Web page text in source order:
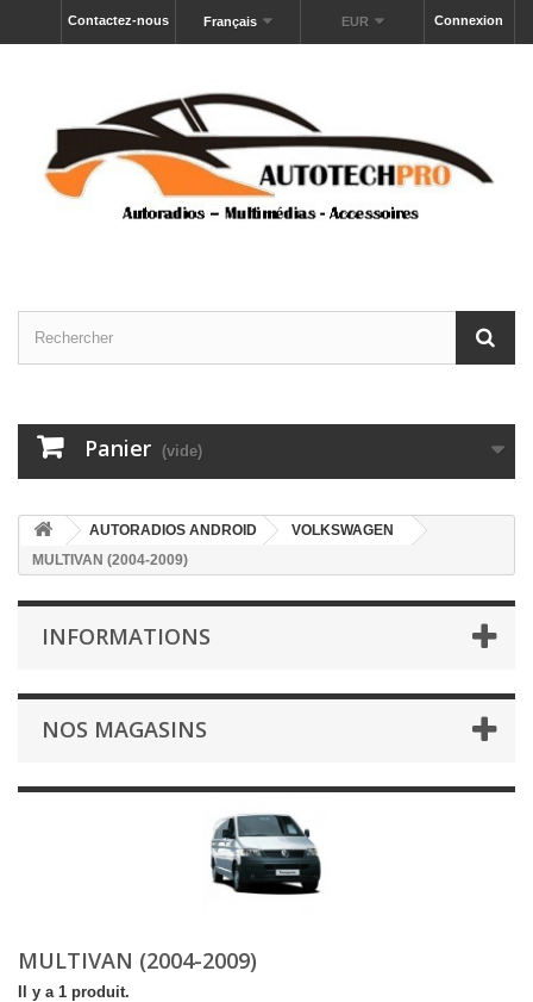
Connexion
EUR
Français
Contactez-nous
Panier (vide)
AUTORADIOS ANDROID
VOLKSWAGEN
MULTIVAN (2004-2009)
INFORMATIONS
NOS MAGASINS
MULTIVAN (2004-2009)
Il y a 1 produit.